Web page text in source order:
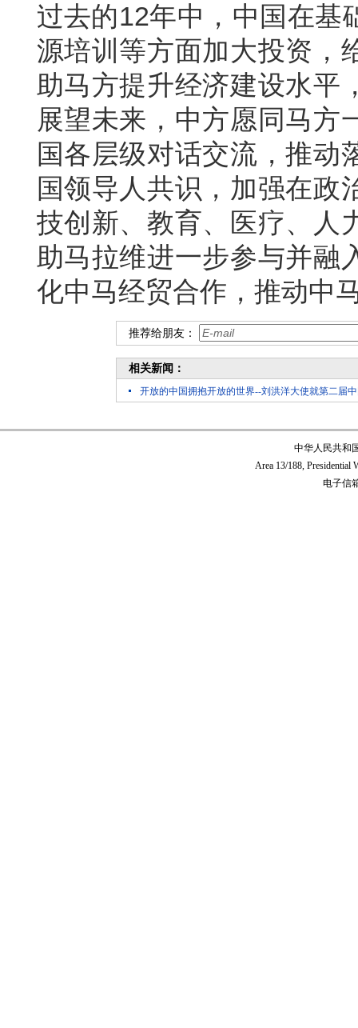
过去的12年中，中国在基
源培训等方面加大投资，
助马方提升经济建设水平
展望未来，中方愿同马方
国各层级对话交流，推动
国领导人共识，加强在政
技创新、教育、医疗、人
助马拉维进一步参与并融
化中马经贸合作，推动中
推荐给朋友：
相关新闻：
开放的中国拥抱开放的世界--刘洪洋大使就第二届
中华人民共和
Area 13/188, Presidential
电子信